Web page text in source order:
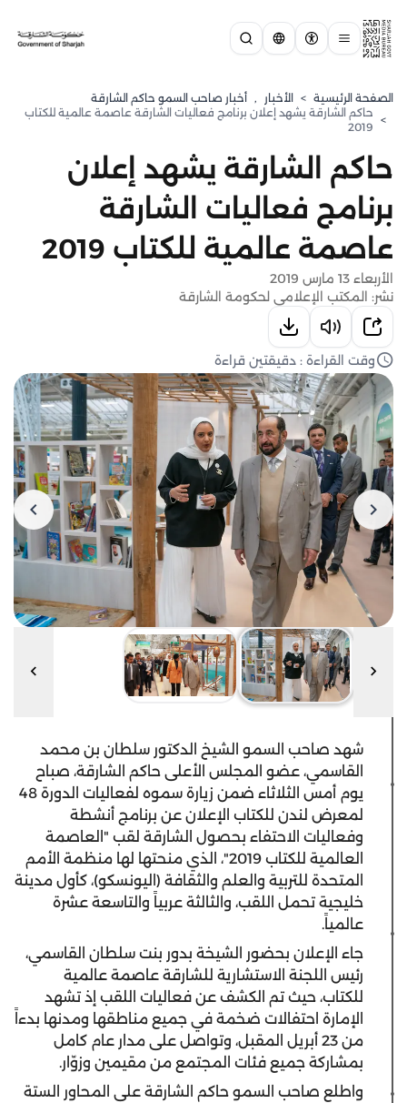
الصفحة الرئيسية > الأخبار , أخبار صاحب السمو حاكم الشارقة
>
حاكم الشارقة يشهد إعلان برنامج فعاليات الشارقة عاصمة عالمية للكتاب
2019
حاكم الشارقة يشهد إعلان
برنامج فعاليات الشارقة
عاصمة عالمية للكتاب 2019
الأربعاء 13 مارس 2019
نشر: المكتب الإعلامي لحكومة الشارقة
وقت القراءة : دقيقتين قراءة
شهد صاحب السمو الشيخ الدكتور سلطان بن محمد
القاسمي، عضو المجلس الأعلى حاكم الشارقة، صباح
يوم أمس الثلاثاء ضمن زيارة سموه لفعاليات الدورة 48
لمعرض لندن للكتاب الإعلان عن برنامج أنشطة
وفعاليات الاحتفاء بحصول الشارقة لقب "العاصمة
العالمية للكتاب 2019"، الذي منحتها لها منظمة الأمم
المتحدة للتربية والعلم والثقافة (اليونسكو)، كأول مدينة
خليجية تحمل اللقب، والثالثة عربياً والتاسعة عشرة
عالمياً.
جاء الإعلان بحضور الشيخة بدور بنت سلطان القاسمي،
رئيس اللجنة الاستشارية للشارقة عاصمة عالمية
للكتاب، حيث تم الكشف عن فعاليات اللقب إذ تشهد
الإمارة احتفالات ضخمة في جميع مناطقها ومدنها بدءاً
من 23 أبريل المقبل، وتواصل على مدار عام كامل
بمشاركة جميع فئات المجتمع من مقيمين وزوّار.
واطلع صاحب السمو حاكم الشارقة على المحاور الستة